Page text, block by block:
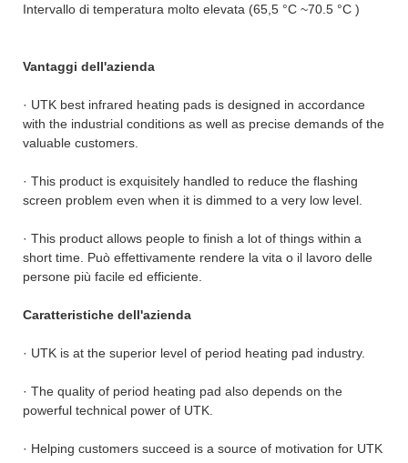
Intervallo di temperatura molto elevata (65,5 °C ~70.5 °C )
Vantaggi dell'azienda
· UTK best infrared heating pads is designed in accordance
with the industrial conditions as well as precise demands of the
valuable customers.
· This product is exquisitely handled to reduce the flashing
screen problem even when it is dimmed to a very low level.
· This product allows people to finish a lot of things within a
short time. Può effettivamente rendere la vita o il lavoro delle
persone più facile ed efficiente.
Caratteristiche dell'azienda
· UTK is at the superior level of period heating pad industry.
· The quality of period heating pad also depends on the
powerful technical power of UTK.
· Helping customers succeed is a source of motivation for UTK